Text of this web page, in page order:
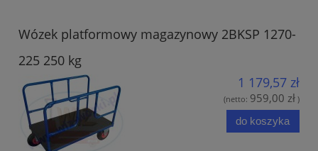
Wózek platformowy magazynowy 2BKSP 1270-
225 250 kg
1 179,57 zł
(netto: 959,00 zł )
do koszyka